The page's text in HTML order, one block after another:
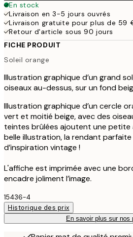
En stock
Livraison en 3-5 jours ouvrés
Livraison gratuite pour plus de 59
Retour d'article sous 90 jours
FICHE PRODUIT
Soleil orange
Illustration graphique d’un grand
oiseaux au-dessus, sur un fond
Illustration graphique d’un cercle
vert et moitié beige, avec des
teintes brûlées ajoutent une
belle illustration, la rendant
d’inspiration vintage !
L'affiche est imprimée avec une
encadre joliment l’image.
15436-4
Historique des prix
En savoir plus sur nos